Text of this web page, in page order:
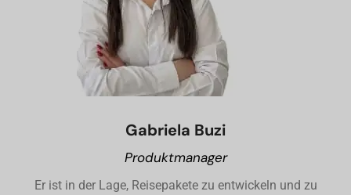
Gabriela Buzi
Produktmanager
Er ist in der Lage, Reisepakete zu entwickeln und zu